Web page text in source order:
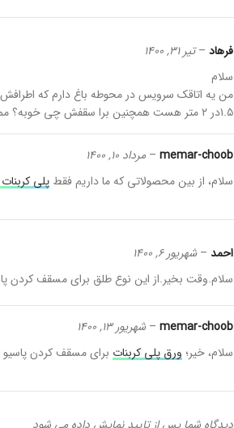
فرهاد – تیر 31, 1400
سلام
۱.۵در ۲ متر هست همچنین برا سقفش چی خوبه؟ ممنونم
memar-choob
– مرداد 10, 1400
سلام، از بین محصولاتی که ما داریم فقط پلی کربنات
احمد – شهریور 6, 1400
سلام.وقت بخیر.از این نوع طلق برای مسقف کردن
memar-choob
– شهریور 13, 1400
سلام، خیر؛ ورق پلی کربنات برای مسقف کردن پاسیو